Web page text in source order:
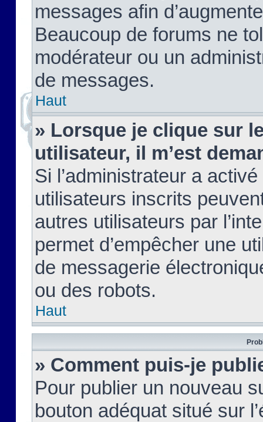
messages afin
Beaucoup de forums ne
modérateur ou un
de messages.
Haut
» Lorsque je clique sur
utilisateur, il m’est
Si l’administrateur a
utilisateurs inscrits
autres utilisateurs par
permet d’empêcher une
de messagerie
ou des robots.
Haut
» Comment puis-je
Pour publier un nouveau
bouton adéquat situé sur